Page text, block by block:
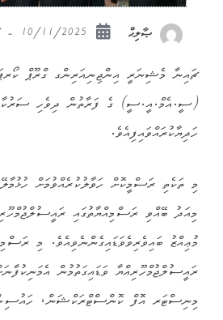
ޞާލިޙް
ޗައިނާ މެޝިނަރީ އިންޖިނިއަރިންގ ގްރޫޕް
(ސީ.އެމް.އީ.ސީ) ގެ ފަރާތުން ދިވެހި
ހަދިޔާކުރައްވައިފިއެވެ.
މި ތަކެތި ރަސްމީކޮށް ހަވާލުކުރެއްވުމަށް
މިއަދު ބޭއްވި ރަސްމިއްޔާތުގައި
މުޢިއްޒު ބައިވެރިވެވަޑައިގެންނެވިއެވެ. މި
ރައީސުލްޖުމްހޫރިއްޔާ ވަޑައިގަތުމުން
މިނިސްޓަރ އޮފް ކޮންސްޓްރަކްޝަން،